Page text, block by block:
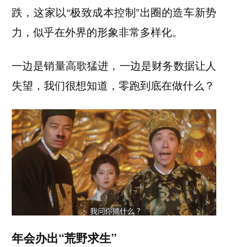
跌，这家以“极致成本控制”出圈的造车新势
力，似乎在外界的形象非常多样化。
一边是销量高歌猛进，一边是财务数据让人
失望，我们很想知道，零跑到底在做什么？
年会办出“荒野求生”